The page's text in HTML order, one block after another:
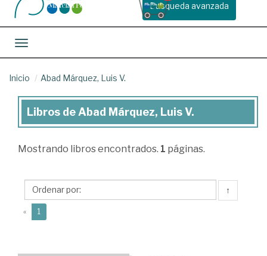
Busqueda avanzada
Toggle navigation
Inicio Abad Márquez, Luis V.
Libros
Abad
Luis
V.
Libros de Abad Márquez, Luis V.
Mostrando libros encontrados. 1 páginas.
↑
« 1